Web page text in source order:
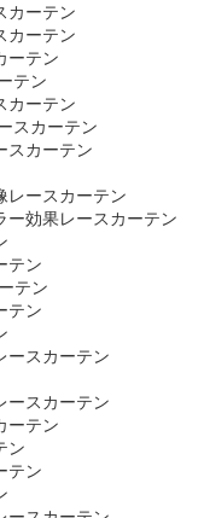
カーテン
カーテン
ーテン
テン
カーテン
スカーテン
スカーテン
レースカーテン
ー効果レースカーテン
テン
テン
テン
ースカーテン
ースカーテン
ーテン
ン
テン